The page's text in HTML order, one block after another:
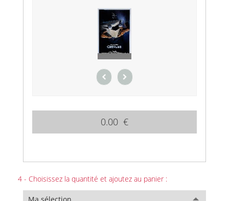
0.00 €
4 - Choisissez la quantité et ajoutez au panier :